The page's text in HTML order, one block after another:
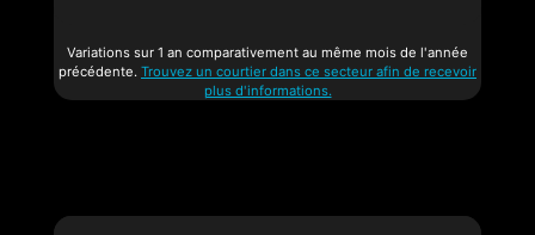
Variations sur 1 an comparativement au même mois de l'année
précédente. Trouvez un courtier dans ce secteur afin de recevoir
plus d'informations.